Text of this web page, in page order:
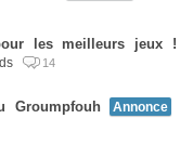
les meilleurs jeux !
14
Groumpfouh
Annonce